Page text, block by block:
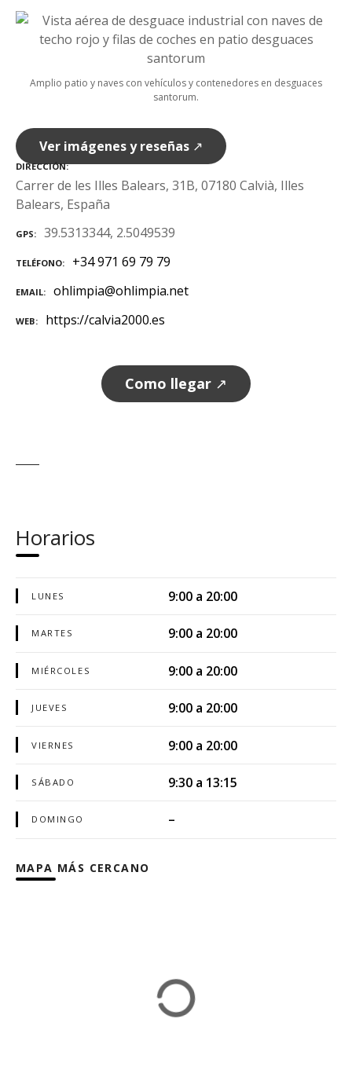
Amplio patio y naves con vehículos y contenedores en desguaces
santorum.
Ver imágenes y reseñas ↗
DIRECCIÓN
Carrer de les Illes Balears, 31B, 07180 Calvià, Illes
Balears, España
GPS 39.5313344, 2.5049539
TELÉFONO +34 971 69 79 79
EMAIL ohlimpia@ohlimpia.net
WEB https://calvia2000.es
Como llegar ↗
Horarios
LUNES 9:00 a 20:00
MARTES 9:00 a 20:00
MIÉRCOLES 9:00 a 20:00
JUEVES 9:00 a 20:00
VIERNES 9:00 a 20:00
SÁBADO 9:30 a 13:15
DOMINGO –
MAPA MÁS CERCANO